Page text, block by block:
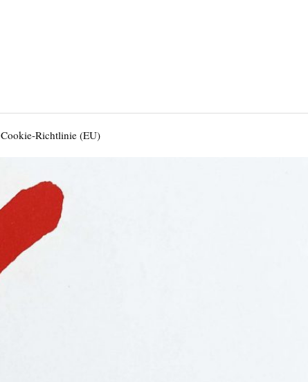
Cookie-Richtlinie (EU)